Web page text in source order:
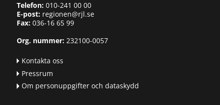
Telefon:010-241 00 00
E-post:regionen@rjl.se
Fax: 036-16 65 99
Org. nummer:232100-0057
Kontakta oss
Pressrum
Om personuppgifter och dataskydd